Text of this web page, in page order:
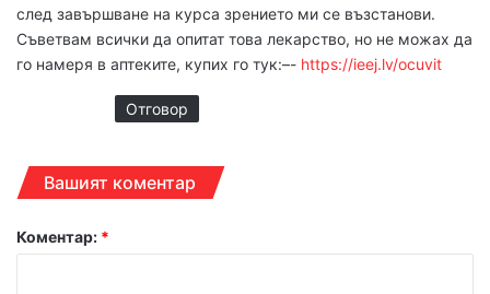
след завършване на курса зрението ми се възстанови.
Съветвам всички да опитат това лекарство, но не можах да
го намеря в аптеките, купих го тук:–- https://ieej.lv/ocuvit
Отговор
Вашият коментар
Коментар: *